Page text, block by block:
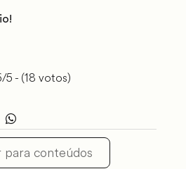
5 - (18 votos)
para conteúdos